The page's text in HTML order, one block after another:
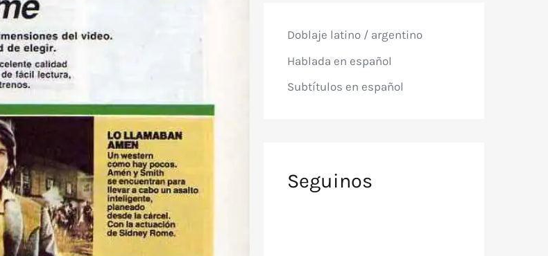
o
:
Doblaje latino / argentino
Hablada en español
Subtítulos en español
Seguinos